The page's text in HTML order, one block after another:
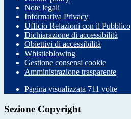
Note legali
Informativa Privacy
Ufficio Relazioni con il Pubblico
Dichiarazione di accessibilità
Obiettivi di accessibilità
Whistleblowing
Gestione consensi cookie
Amministrazione trasparente
Pagina visualizzata 711 volte
Sezione Copyright